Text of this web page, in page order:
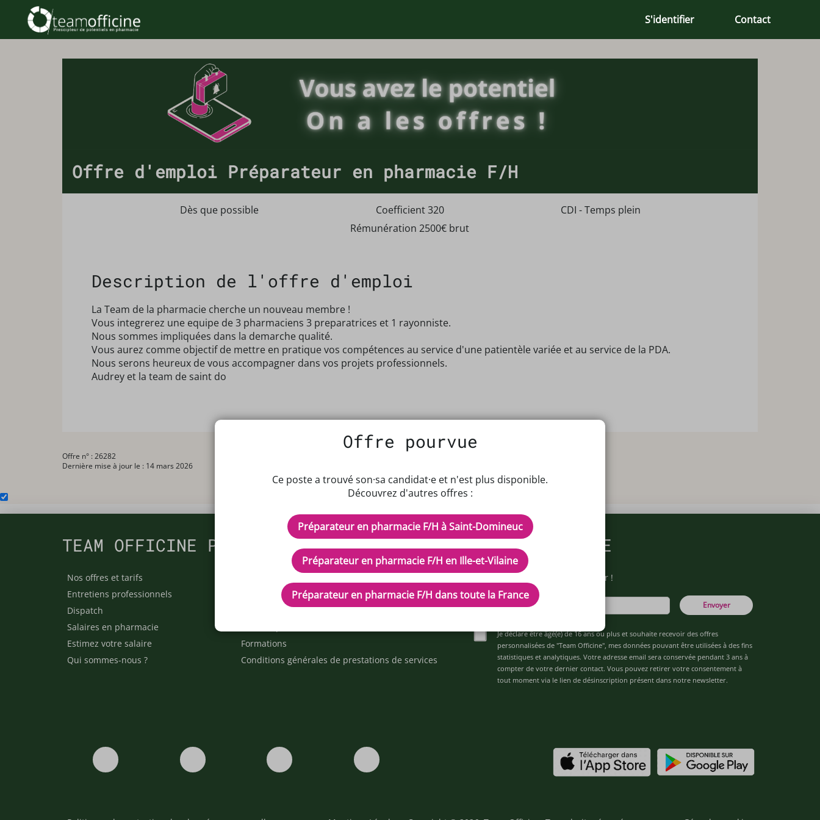
S'identifier Contact
Offre d'emploi Préparateur en pharmacie F/H
Dès que possible
Coefficient 320
Rémunération 2500€ brut
CDI - Temps plein
Description de l'offre d'emploi
La Team de la pharmacie cherche un nouveau membre !
Vous integrerez une equipe de 3 pharmaciens 3 preparatrices et 1 rayonniste.
Nous sommes impliquées dans la demarche qualité.
Vous aurez comme objectif de mettre en pratique vos compétences au service d'une patientèle variée et au service de la PDA.
Nous serons heureux de vous accompagner dans vos projets professionnels.
Audrey et la team de saint do
Offre n° : 26282
Dernière mise à jour le : 14 mars 2026
Offre pourvue
Ce poste a trouvé son·sa candidat·e et n'est plus disponible.
Découvrez d'autres offres :
Préparateur en pharmacie F/H à Saint-Domineuc
Préparateur en pharmacie F/H en Ille-et-Vilaine
Préparateur en pharmacie F/H dans toute la France
TEAM OFFICINE PRESCRIPTEUR DE POTENTIELS EN PHARMACIE
Nos offres et tarifs
Entretiens professionnels
Dispatch
Salaires en pharmacie
Estimez votre salaire
Qui sommes-nous ?
Besoin d'aide ?
Contactez-nous
Formations
Conditions générales de prestations de services
Inscrivez-vous à notre newsletter !
Envoyer
Je déclare être âgé(e) de 16 ans ou plus et souhaite recevoir des offres
personnalisées de "Team Officine", mes données pouvant être utilisées à des fins
statistiques et analytiques. Votre adresse email sera conservée pendant 3 ans à
compter de votre dernier contact. Vous pouvez retirer votre consentement à
tout moment via le lien de désinscription présent dans notre newsletter.